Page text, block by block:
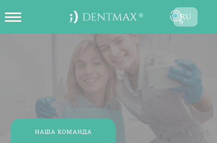
НАША КОМАНДА
RU
TR